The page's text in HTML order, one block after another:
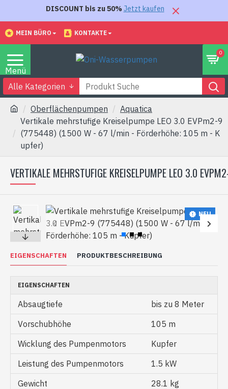
DISCOUNT bis zu 50%Jetzt kaufen
MEIN BÜRO KONTAKTE
0
Alle Kategorien
Oberflächenpumpen
Aquatica
Vertikale mehrstufige Kreiselpumpe LEO 3.0 EVPm2-9
(775448) (1500 W - 67 l/min - Förderhöhe: 105 m - K
upfer)
VERTIKALE MEHRSTUFIGE KREISELPUMPE LEO 3.0
NEU
EIGENSCHAFTEN PRODUKTBESCHREIBUNG
EIGENSCHAFTEN
Absaugtiefe
bis zu 8 Meter
Vorschubhöhe
105 m
Wicklung des Pumpenmotors
Kupfer
Leistung des Pumpenmotors
1.5 kW
Gewicht
28.1 kg